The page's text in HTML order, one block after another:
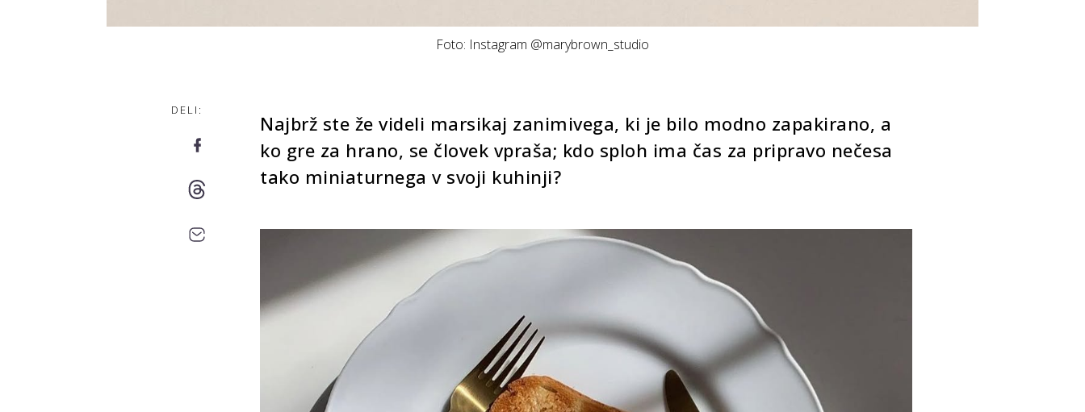
Foto: Instagram @marybrown_studio
DELI:
Najbrž ste že videli marsikaj zanimivega, ki je bilo modno zapakirano, a
ko gre za hrano, se človek vpraša; kdo sploh ima čas za pripravo nečesa
tako miniaturnega v svoji kuhinji?